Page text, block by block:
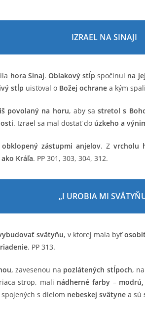
IZRAEL NA SINAJI
hora Sinaj. Oblakový stĺp spočinul na
stĺp uisťoval o Božej ochrane a kým
povolaný na horu, aby sastretol s
. Izrael sa mal dostať do úzkeho a
obklopený zástupmi anjelov. Z vrcholu
Kráľa. PP 301, 303, 304, 312.
„I UROBIA MI
svätyňu, v ktorej mala byť
. PP 313.
, zavesenou na pozlátených stĺpoch, na
strop, mali nádherné farby–
spojených s dielom nebeskej svätyne a sú